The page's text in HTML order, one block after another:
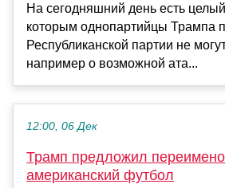
На сегодняшний день есть
которым однопартийцы Трампа
Республиканской партии не
например о возможной ата...
12:00, 06 Дек
Трамп предложил
американский футбол